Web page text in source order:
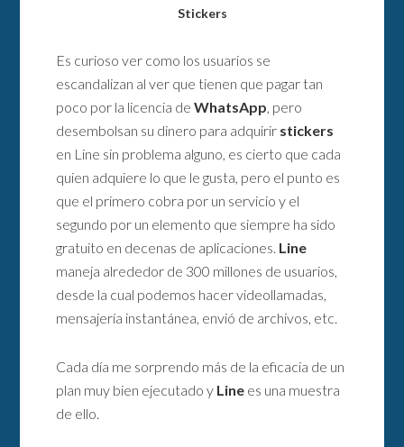
Stickers
Es curioso ver como los usuarios se
escandalizan al ver que tienen que pagar tan
poco por la licencia deWhatsApp , pero
desembolsan su dinero para adquirir stickers
en Line sin problema alguno, es cierto que cada
quien adquiere lo que le gusta, pero el punto es
que el primero cobra por un servicio y el
segundo por un elemento que siempre ha sido
gratuito en decenas de aplicaciones. Line
maneja alrededor de 300 millones de usuarios,
desde la cual podemos hacer videollamadas,
mensajería instantánea, envió de archivos, etc.
Cada día me sorprendo más de la eficacia de un
plan muy bien ejecutado y Line es una muestra
de ello.